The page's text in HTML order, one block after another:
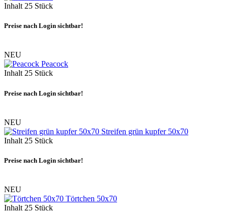
Inhalt 25 Stück
Preise nach Login sichtbar!
NEU
Peacock
Inhalt 25 Stück
Preise nach Login sichtbar!
NEU
Streifen grün kupfer 50x70
Inhalt 25 Stück
Preise nach Login sichtbar!
NEU
Törtchen 50x70
Inhalt 25 Stück